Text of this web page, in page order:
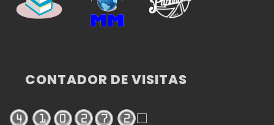
CONTADOR DE VISITAS